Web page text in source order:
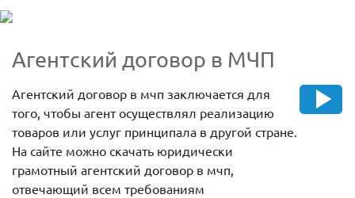
Агентский договор в МЧП
Агентский договор в мчп заключается для
того, чтобы агент осуществлял реализацию
товаров или услуг принципала в другой стране.
На сайте можно скачать юридически
грамотный агентский договор в мчп,
отвечающий всем требованиям